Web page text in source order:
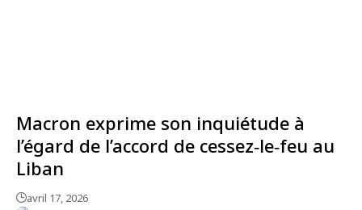
Macron exprime son inquiétude à
l’égard de l’accord de cessez‑le‑feu au
Liban
avril 17, 2026